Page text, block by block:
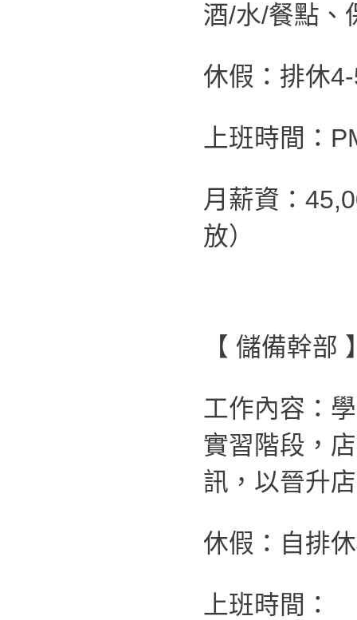
酒/水/餐點、
休假：排休
上班時間：
月薪資：
放）
【 儲備幹部
工作內容：
實習階段，
訊，以晉升
休假：自排
上班時間：